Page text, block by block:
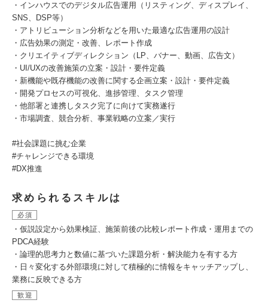
・インハウスでのデジタル広告運用（リスティング、ディスプレイ、
SNS、DSP等）
・アトリビューション分析などを用いた最適な広告運用の設計
・広告効果の測定・改善、レポート作成
・クリエイティブディレクション（LP、バナー、動画、広告文）
・UI/UXの改善施策の立案・設計・要件定義
・新機能や既存機能の改善に関する企画立案・設計・要件定義
・開発プロセスの可視化、進捗管理、タスク管理
・他部署と連携しタスク完了に向けて実務遂行
・市場調査、競合分析、事業戦略の立案／実行
#社会課題に挑む企業
#チャレンジできる環境
#DX推進
求められるスキルは
必須
・仮説設定から効果検証、施策前後の比較レポート作成・運用までの
PDCA経験
・論理的思考力と数値に基づいた課題分析・解決能力を有する方
・日々変化する外部環境に対して積極的に情報をキャッチアップし、
業務に反映できる方
歓迎